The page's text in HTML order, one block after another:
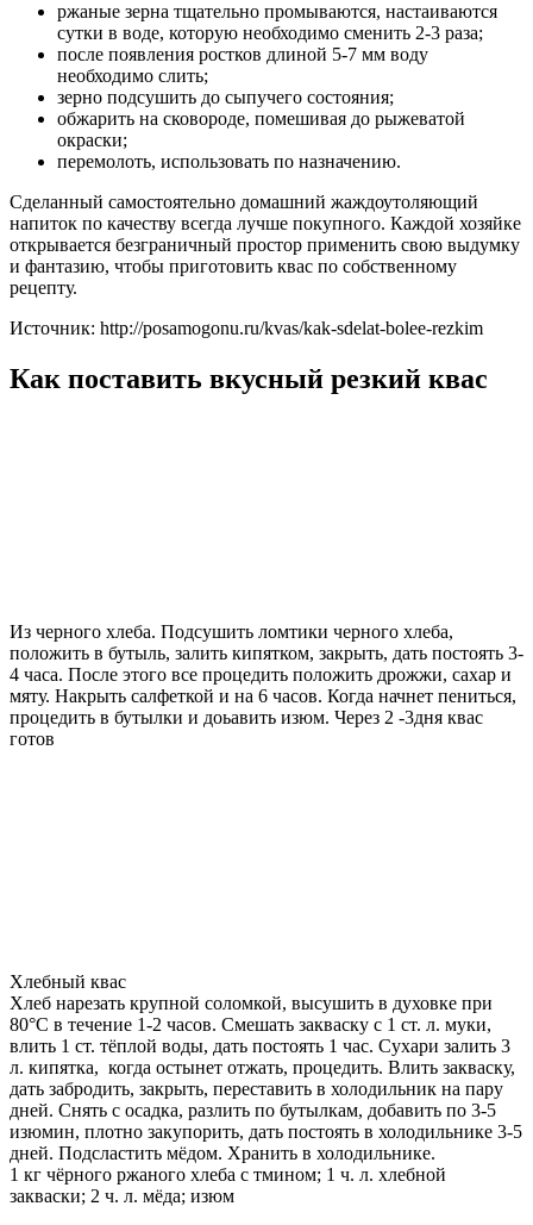
ржаные зерна тщательно промываются, настаиваются
сутки в воде, которую необходимо сменить 2-3 раза;
после появления ростков длиной 5-7 мм воду
необходимо слить;
зерно подсушить до сыпучего состояния;
обжарить на сковороде, помешивая до рыжеватой
окраски;
перемолоть, использовать по назначению.
Сделанный самостоятельно домашний жаждоутоляющий
напиток по качеству всегда лучше покупного. Каждой хозяйке
открывается безграничный простор применить свою выдумку
и фантазию, чтобы приготовить квас по собственному
рецепту.
Источник: http://posamogonu.ru/kvas/kak-sdelat-bolee-rezkim
Как поставить вкусный резкий квас
Из черного хлеба. Подсушить ломтики черного хлеба,
положить в бутыль, залить кипятком, закрыть, дать постоять 3-
4 часа. После этого все процедить положить дрожжи, сахар и
мяту. Накрыть салфеткой и на 6 часов. Когда начнет пениться,
процедить в бутылки и доьавить изюм. Через 2 -3дня квас
готов
Хлебный квас
Хлеб нарезать крупной соломкой, высушить в духовке при
80°C в течение 1-2 часов. Смешать закваску с 1 ст. л. муки,
влить 1 ст. тёплой воды, дать постоять 1 час. Сухари залить 3
л. кипятка, когда остынет отжать, процедить. Влить закваску,
дать забродить, закрыть, переставить в холодильник на пару
дней. Снять с осадка, разлить по бутылкам, добавить по 3-5
изюмин, плотно закупорить, дать постоять в холодильнике 3-5
дней. Подсластить мёдом. Хранить в холодильнике.
1 кг чёрного ржаного хлеба с тмином; 1 ч. л. хлебной
закваски; 2 ч. л. мёда; изюм